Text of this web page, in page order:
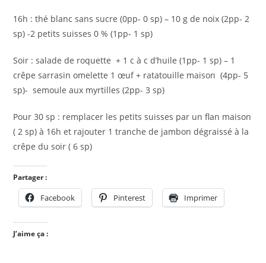
16h : thé blanc sans sucre (0pp- 0 sp) – 10 g de noix (2pp- 2
sp) -2 petits suisses 0 % (1pp- 1 sp)
Soir : salade de roquette + 1 c à c d’huile (1pp- 1 sp) – 1
crêpe sarrasin omelette 1 œuf + ratatouille maison (4pp- 5
sp)- semoule aux myrtilles (2pp- 3 sp)
Pour 30 sp : remplacer les petits suisses par un flan maison
( 2 sp) à 16h et rajouter 1 tranche de jambon dégraissé à la
crêpe du soir ( 6 sp)
Partager :
Facebook Pinterest Imprimer
J’aime ça :